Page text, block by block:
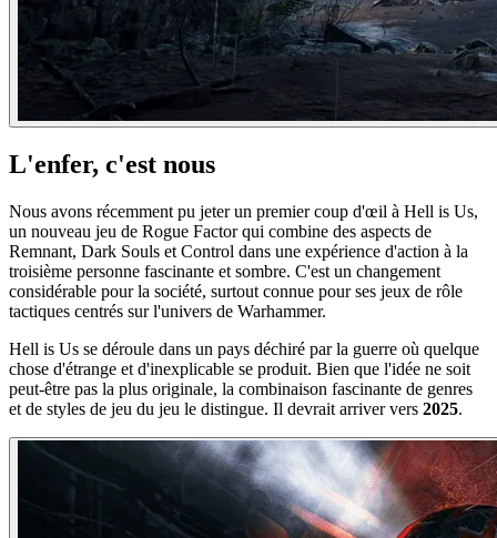
L'enfer, c'est nous
Nous avons récemment pu jeter un premier coup d'œil à Hell is Us,
un nouveau jeu de Rogue Factor qui combine des aspects de
Remnant, Dark Souls et Control dans une expérience d'action à la
troisième personne fascinante et sombre. C'est un changement
considérable pour la société, surtout connue pour ses jeux de rôle
tactiques centrés sur l'univers de Warhammer.
Hell is Us se déroule dans un pays déchiré par la guerre où quelque
chose d'étrange et d'inexplicable se produit. Bien que l'idée ne soit
peut-être pas la plus originale, la combinaison fascinante de genres
et de styles de jeu du jeu le distingue. Il devrait arriver vers 2025.